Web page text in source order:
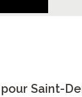
Saint-